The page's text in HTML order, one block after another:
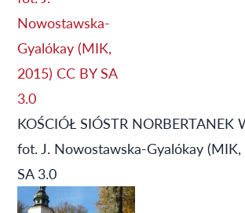
KOŚCIÓŁ SIÓSTR NORBERTANEK
fot. J. Nowostawska-Gyalókay (MIK,
SA 3.0